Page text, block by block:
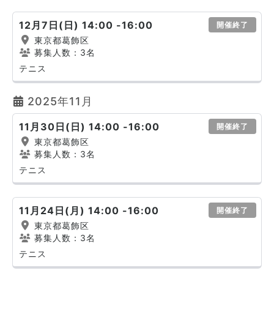
12月7日(日) 14:00 -16:00 開催終了
東京都葛飾区
募集人数：3名
テニス
2025年11月
11月30日(日) 14:00 -16:00 開催終了
東京都葛飾区
募集人数：3名
テニス
11月24日(月) 14:00 -16:00 開催終了
東京都葛飾区
募集人数：3名
テニス